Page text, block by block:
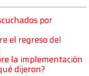
por
el regreso del
la implementación
dijeron?